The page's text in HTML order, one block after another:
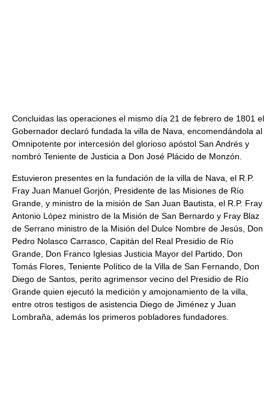
Concluidas las operaciones el mismo día 21 de febrero de 1801 el
Gobernador declaró fundada la villa de Nava, encomendándola al
Omnipotente por intercesión del glorioso apóstol San Andrés y
nombró Teniente de Justicia a Don José Plácido de Monzón.
Estuvieron presentes en la fundación de la villa de Nava, el R.P.
Fray Juan Manuel Gorjón, Presidente de las Misiones de Río
Grande, y ministro de la misión de San Juan Bautista, el R.P. Fray
Antonio López ministro de la Misión de San Bernardo y Fray Blaz
de Serrano ministro de la Misión del Dulce Nombre de Jesús, Don
Pedro Nolasco Carrasco, Capitán del Real Presidio de Río
Grande, Don Franco Iglesias Justicia Mayor del Partido, Don
Tomás Flores, Teniente Político de la Villa de San Fernando, Don
Diego de Santos, perito agrimensor vecino del Presidio de Río
Grande quien ejecutó la medición y amojonamiento de la villa,
entre otros testigos de asistencia Diego de Jiménez y Juan
Lombraña, además los primeros pobladores fundadores.